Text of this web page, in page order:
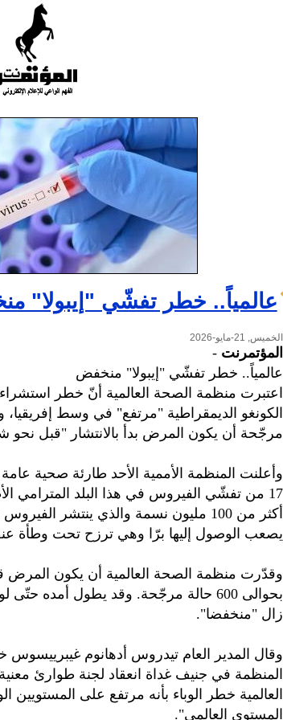
عالمياً.. خطر تفشّي "إيبولا"
الخميس, 21-مايو-2026
المؤتمرنت -
عالمياً.. خطر تفشّي "إيبولا" منخفض
اعتبرت منظمة الصحة العالمية أنّ خطر
الكونغو الديمقراطية "مرتفع" في وسط
مرجّحة أن يكون المرض بدأ بالانتشار "قبل نحو
وأعلنت المنظمة الأممية الأحد طارئة صحية
17 من تفشّي الفيروس في هذا البلد
أكثر من 100 مليون نسمة والذي
يصعب الوصول إليها برّا وهي ترزح تحت وطأة
بحوالى 600 حالة مرجّحة. وقد يطول أمده
زال "منخفضا".
وقال المدير العام تيدروس أدهانوم
المنظمة في جنيف غداة انعقاد لجنة طوارئ
العالمية خطر الوباء بأنه مرتفع على
المستوى العالمي".